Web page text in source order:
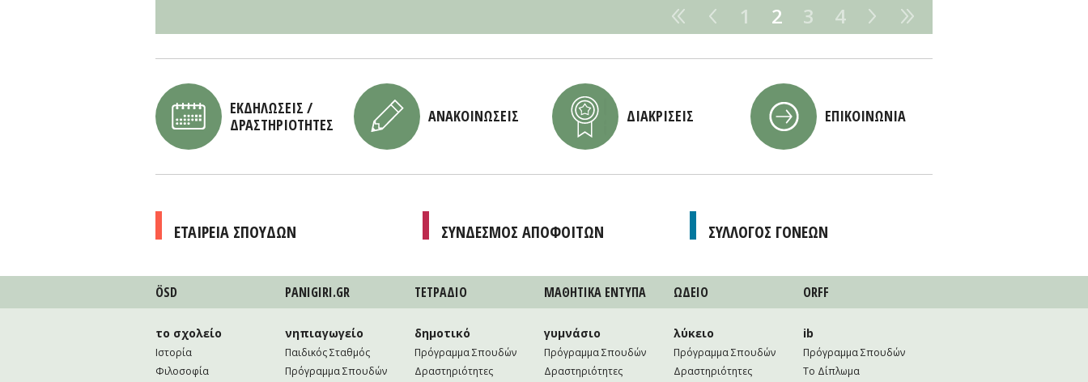
1 2 3 4
ΕΚΔΗΛΩΣΕΙΣ /
ΔΡΑΣΤΗΡΙΟΤΗΤΕΣ
ΑΝΑΚΟΙΝΩΣΕΙΣ ΔΙΑΚΡΙΣΕΙΣ ΕΠΙΚΟΙΝΩΝΙΑ
ΕΤΑΙΡΕΙΑ ΣΠΟΥΔΩΝ ΣΥΝΔΕΣΜΟΣ ΑΠΟΦΟΙΤΩΝ ΣΥΛΛΟΓΟΣ ΓΟΝΕΩΝ
ÖSD PANIGIRI.GR ΤΕΤΡAΔΙΟ ΜΑΘΗΤΙΚA ΕΝΤΥΠΑ ΩΔΕΙΟ ORFF
το σχολείο
Ιστορία
Φιλοσοφία
νηπιαγωγείο
Παιδικός Σταθμός
Πρόγραμμα Σπουδών
δημοτικό
Πρόγραμμα Σπουδών
Δραστηριότητες
γυμνάσιο
Πρόγραμμα Σπουδών
Δραστηριότητες
λύκειο
Πρόγραμμα Σπουδών
Δραστηριότητες
ib
Πρόγραμμα Σπουδών
Το Δίπλωμα